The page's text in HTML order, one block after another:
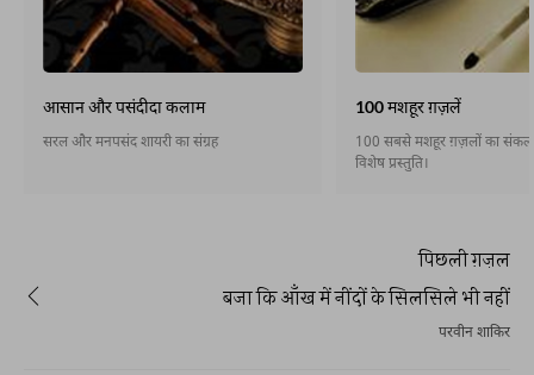
आसान और पसंदीदा कलाम
सरल और मनपसंद शायरी का संग्रह
100 मशहूर ग़ज़लें
100 सबसे मशहूर ग़ज़लों का
विशेष प्रस्तुति।
पिछली ग़ज़ल
बजा कि आँख में नींदों के सिलसिले भी नहीं
परवीन शाकिर